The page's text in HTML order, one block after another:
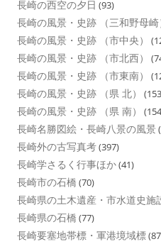
長崎の西空の夕日 (93)
長崎の風景・史跡 （三和野母崎
長崎の風景・史跡 （市中央）
長崎の風景・史跡 （市北西）
長崎の風景・史跡 （市東南）
長崎の風景・史跡 （県 北）
長崎の風景・史跡 （県 南）
長崎名勝図絵・長崎八景の風景
長崎外の古写真考(397)
長崎学さるく行事ほか(41)
長崎市の石橋 (70)
長崎県の土木遺産・市水道史施
長崎県の石橋 (77)
長崎要塞地帯標・軍港境域標